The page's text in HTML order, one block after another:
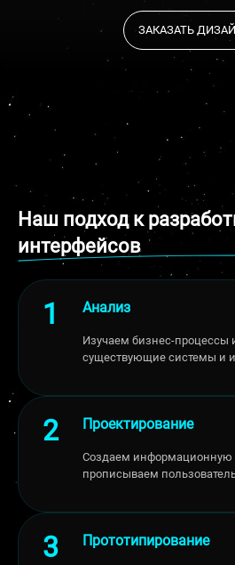
ЗАКАЗАТЬ
Наш подход к
интерфейсов
Анализ
Изучаем бизнес-процессы
существующие системы и
Проектирование
Создаем информационную
прописываем
Прототипирование